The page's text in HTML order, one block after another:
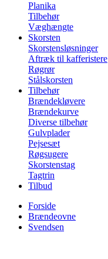
Planika
Tilbehør
Væghængte
Skorsten
Skorstensløsninger
Aftræk til kafferistere
Røgrør
Stålskorsten
Tilbehør
Brændekløvere
Brændekurve
Diverse tilbehør
Gulvplader
Pejsesæt
Røgsugere
Skorstenstag
Tagtrin
Tilbud
Forside
Brændeovne
Svendsen